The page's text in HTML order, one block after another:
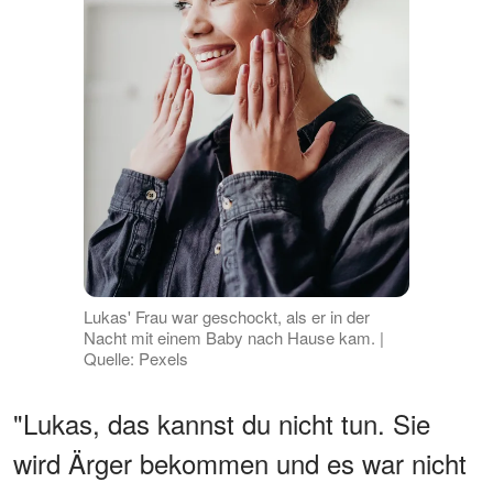
Lukas' Frau war geschockt, als er in der
Nacht mit einem Baby nach Hause kam. |
Quelle: Pexels
"Lukas, das kannst du nicht tun. Sie
wird Ärger bekommen und es war nicht